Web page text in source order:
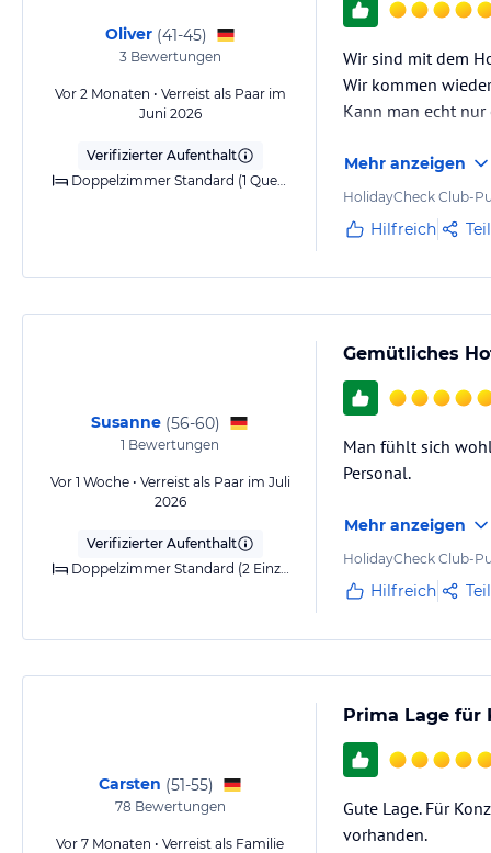
Sport und Unterhaltung
Der Fitnessbereich im Hotel bietet Ihnen kostenfrei die neusten
Flatscreen TV an. Der in unmittelbarer Nähe gelegene Fluss „die
Gern halten wir für Sie Empfehlungen für Jogging-Routen bereit.
Hinweis: Allgemeine und unverbindliche Hoteliers-/Veranstalter-/
Gewähr und ohne Prüfung durch HolidayCheck. Bitte lies vor der
Oliver (41-45)
3Bewertungen
Vor 2 Monaten • Verreist als Paar im
Juni 2026
Verifizierter Aufenthalt
Doppelzimmer Standard (1 Queensize-Bett)
Wir sind mit dem
Wir kommen
Kann man echt
Mehr anzeigen
HolidayCheck Club-
Hilfreich
Susanne (56-60)
1 Bewertungen
Vor 1 Woche • Verreist als Paar im Juli
2026
Verifizierter Aufenthalt
Doppelzimmer Standard (2 Einzelbetten)
Gemütliches
Man fühlt sich
Personal.
Mehr anzeigen
HolidayCheck Club-
Hilfreich
Carsten (51-55)
78 Bewertungen
Vor 7 Monaten • Verreist als Familie
Prima Lage für
Gute Lage. Für
vorhanden.